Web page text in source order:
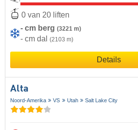
0 van 20 liften
- cm berg (3221 m)
- cm dal (2103 m)
Details
Alta
Noord-Amerika VS Utah Salt Lake City